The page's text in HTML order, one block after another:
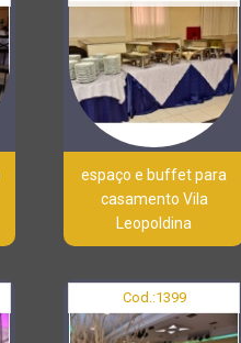
espaço e buffet para
casamento Vila
Leopoldina
Cod.:1399